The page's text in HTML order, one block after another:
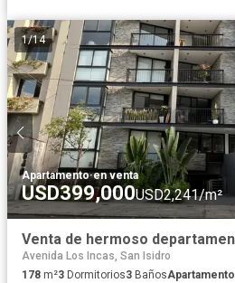
1/14
Apartamento·en venta
USD399,000USD2,241/m²
Avenida Los Incas, San Isidro
178 m²3 Dormitorios3 BañosApartamento